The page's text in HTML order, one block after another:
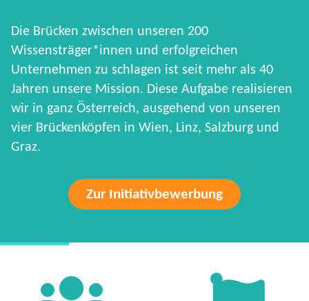
Die Brücken zwischen unseren 200
Wissensträger*innen und erfolgreichen
Unternehmen zu schlagen ist seit mehr als 40
Jahren unsere Mission. Diese Aufgabe realisieren
wir in ganz Österreich, ausgehend von unseren
vier Brückenköpfen in Wien, Linz, Salzburg und
Graz.
Zur Initiativbewerbung